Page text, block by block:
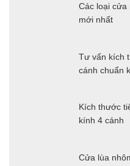
Các loại cửa
mới nhất
Tư vấn kích
cánh chuẩn
Kích thước
kính 4 cánh
Cửa lùa